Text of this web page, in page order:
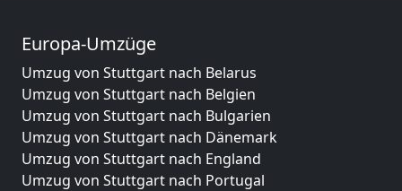
Europa-Umzüge
Umzug von Stuttgart nach Belarus
Umzug von Stuttgart nach Belgien
Umzug von Stuttgart nach Bulgarien
Umzug von Stuttgart nach Dänemark
Umzug von Stuttgart nach England
Umzug von Stuttgart nach Portugal